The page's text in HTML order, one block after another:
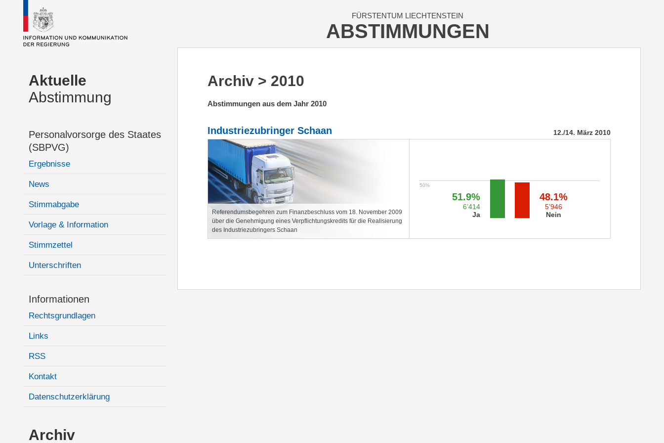
FÜRSTENTUM LIECHTENSTEIN
ABSTIMMUNGEN
Aktuelle
Abstimmung
Personalvorsorge des Staates
(SBPVG)
Ergebnisse
News
Stimmabgabe
Vorlage & Information
Stimmzettel
Unterschriften
Informationen
Rechtsgrundlagen
Links
RSS
Kontakt
Datenschutzerklärung
Archiv
Archiv > 2010
Abstimmungen aus dem Jahr 2010
Industriezubringer Schaan 12./14. März 2010
Referendumsbegehren zum Finanzbeschluss vom 18. November 2009
über die Genehmigung eines Verpflichtungskredits für die Realisierung
des Industriezubringers Schaan
51.9%
6’414
Ja
48.1%
5’946
Nein